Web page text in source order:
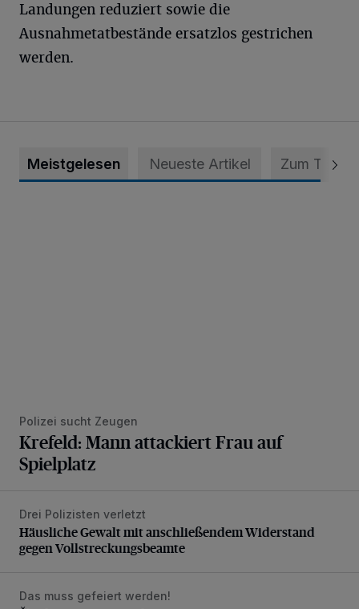
Landungen reduziert sowie die
Ausnahmetatbestände ersatzlos gestrichen
werden.
Meistgelesen Neueste Artikel Zum Thema
Polizei sucht Zeugen
Krefeld: Mann attackiert Frau auf
Spielplatz
Häusliche Gewalt mit anschließendem Widerstand gegen
Drei Polizisten verletzt
Häusliche Gewalt mit anschließendem Widerstand
gegen Vollstreckungsbeamte
Škoda Happy Festival
Das muss gefeiert werden!